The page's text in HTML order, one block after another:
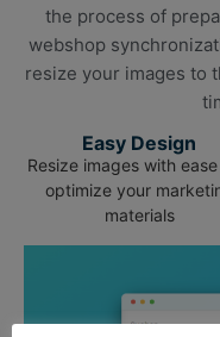
the process of
webshop
resize your images to
Easy Design
Resize images with
optimize your
materials